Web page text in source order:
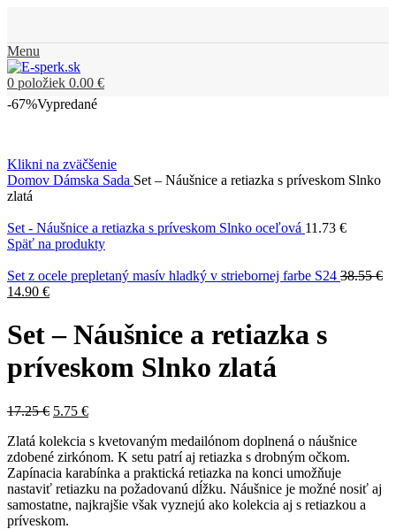
Menu
0 položiek 0.00 €
-67%Vypredané
Klikni na zväčšenie
Domov Dámska Sada Set – Náušnice a retiazka s príveskom Slnko
zlatá
Set - Náušnice a retiazka s príveskom Slnko oceľová 11.73 €
Späť na produkty
Set z ocele prepletaný masív hladký v striebornej farbe S24 38.55€
14.90 €
Set – Náušnice a retiazka s
príveskom Slnko zlatá
17.25€ 5.75 €
Zlatá kolekcia s kvetovaným medailónom doplnená o náušnice
zdobené zirkónom. K setu patrí aj retiazka s drobným očkom.
Zapínacia karabínka a praktická retiazka na konci umožňuje
nastaviť retiazku na požadovanú dĺžku. Náušnice je možné nosiť aj
samostatne, najkrajšie však vyznejú ako kolekcia aj s retiazkou a
príveskom.